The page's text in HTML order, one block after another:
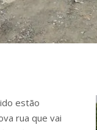
estão
rua que vai